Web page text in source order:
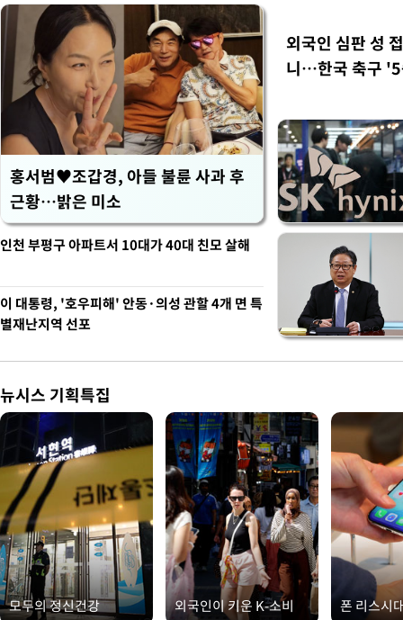
홍서범♥조갑경, 아들 불륜 사과 후
근황…밝은 미소
외국인 심판 성
니…한국 축구
인천 부평구 아파트서 10대가 40대 친모 살해
이 대통령, '호우피해' 안동·의성 관할 4개 면 특
별재난지역 선포
뉴시스 기획특집
모두의 정신건강 외국인이 키운 K-소비 폰 리스시